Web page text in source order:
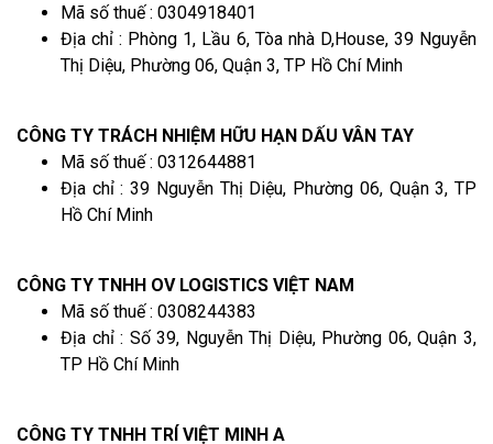
Mã số thuế : 0304918401
Địa chỉ : Phòng 1, Lầu 6, Tòa nhà D,House, 39 Nguyễn
Thị Diệu, Phường 06, Quận 3, TP Hồ Chí Minh
CÔNG TY TRÁCH NHIỆM HỮU HẠN DẤU VÂN TAY
Mã số thuế : 0312644881
Địa chỉ : 39 Nguyễn Thị Diệu, Phường 06, Quận 3, TP
Hồ Chí Minh
CÔNG TY TNHH OV LOGISTICS VIỆT NAM
Mã số thuế : 0308244383
Địa chỉ : Số 39, Nguyễn Thị Diệu, Phường 06, Quận 3,
TP Hồ Chí Minh
CÔNG TY TNHH TRÍ VIỆT MINH A